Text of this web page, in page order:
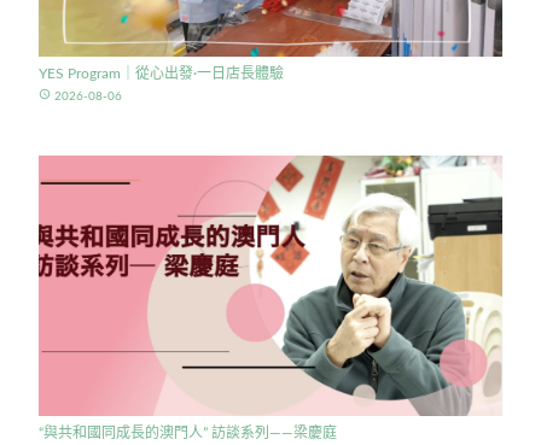
YES Program｜從心出發·一日店長體驗
access_time 2026-08-06
“與共和國同成長的澳門人” 訪談系列——梁慶庭